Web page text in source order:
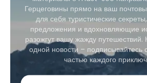
Герцеговины прямо на ваш
для себя туристические
предложения и вдохновляющие
разожгут вашу жажду путешествий.
одной новости – подписывайтесь
частью каждого